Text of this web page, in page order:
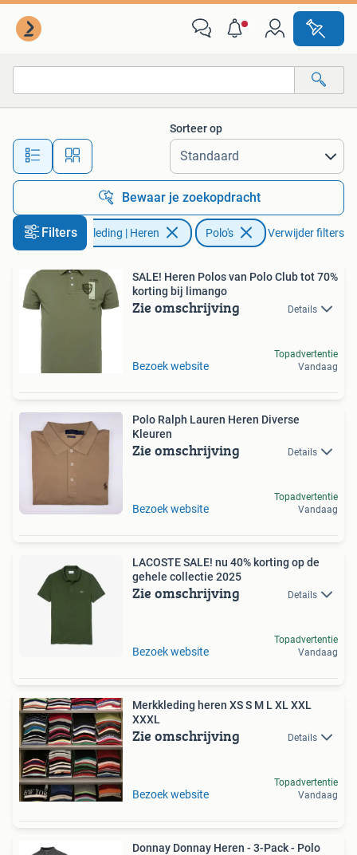
Alle afstanden…
Sorteer op
Bewaar je zoekopdracht
Filters Kleding | Heren Polo's Verwijder filters
SALE! Heren Polos van Polo Club tot 70%
korting bij limango
Zie omschrijving Details
Bezoek website
Topadvertentie
Vandaag
Polo Ralph Lauren Heren Diverse
Kleuren
Zie omschrijving Details
Bezoek website
Topadvertentie
Vandaag
LACOSTE SALE! nu 40% korting op de
gehele collectie 2025
Zie omschrijving Details
Bezoek website
Topadvertentie
Vandaag
Merkkleding heren XS S M L XL XXL
XXXL
Zie omschrijving Details
Bezoek website
Topadvertentie
Vandaag
Donnay Donnay Heren - 3-Pack - Polo